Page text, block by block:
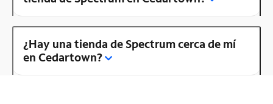
¿Hay una tienda de Spectrum cerca de mí
en Cedartown?